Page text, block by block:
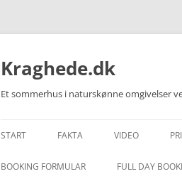
Kraghede.dk
Et sommerhus i naturskønne omgivelser
START FAKTA
BESKRIVELSE – DANSK
VIDEO
VIDEO – HUSET
BOOKING FORMULAR FULL DAY